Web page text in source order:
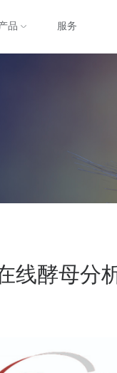
品 服务
线酵母分